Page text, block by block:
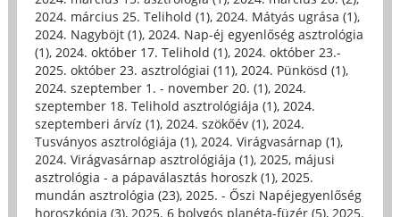
2024. március 25. Telihold (1), 2024. Mátyás ugrása (1),
2024. Nagyböjt (1), 2024. Nap-éj egyenlőség asztrológia
(1), 2024. október 17. Telihold (1), 2024. október 23.-
2025. október 23. asztrológiai (11), 2024. Pünkösd (1),
2024. szeptember 1. - november 20. (1), 2024.
szeptember 18. Telihold asztrológiája (1), 2024.
szeptemberi árvíz (1), 2024. szökőév (1), 2024.
Tusványos asztrológiája (1), 2024. Virágvasárnap (1),
2024. Virágvasárnap asztrológiája (1), 2025, májusi
asztrológia - a pápaválasztás horoszk (1), 2025.
mundán asztrológia (23), 2025. - Őszi Napéjegyenlőség
horoszkópja (3), 2025. 6 bolygós planéta-füzér (5), 2025.